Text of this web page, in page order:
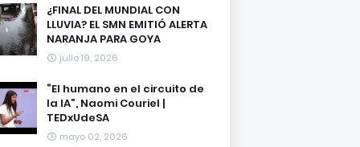
¿FINAL DEL MUNDIAL CON
LLUVIA? EL SMN EMITIÓ ALERTA
NARANJA PARA GOYA
julio 19, 2026
“El humano en el circuito de
la IA”, Naomi Couriel |
TEDxUdeSA
mayo 02, 2026